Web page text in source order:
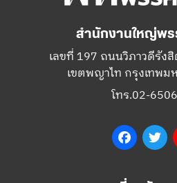
สำนักงานใหญ่พร
เลขที่ 197 ถนนวิภาวดีรัง
เขตพญาไท กรุงเทพม
โทร.02-